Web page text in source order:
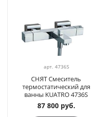
арт. 4736S
СНЯТ Смеситель
термостатический для
ванны KUATRO 4736S
87 800 руб.